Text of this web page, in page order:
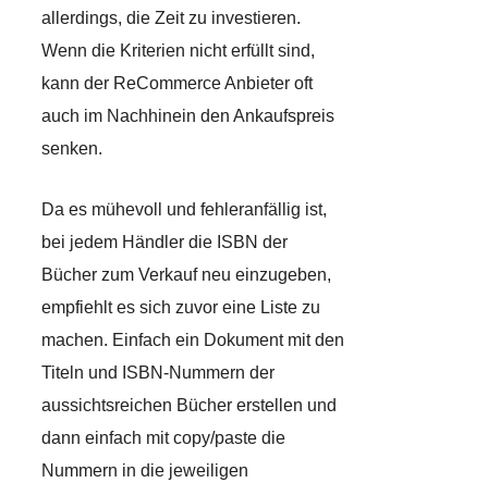
allerdings, die Zeit zu investieren.
Wenn die Kriterien nicht erfüllt sind,
kann der ReCommerce Anbieter oft
auch im Nachhinein den Ankaufspreis
senken.
Da es mühevoll und fehleranfällig ist,
bei jedem Händler die ISBN der
Bücher zum Verkauf neu einzugeben,
empfiehlt es sich zuvor eine Liste zu
machen. Einfach ein Dokument mit den
Titeln und ISBN-Nummern der
aussichtsreichen Bücher erstellen und
dann einfach mit copy/paste die
Nummern in die jeweiligen